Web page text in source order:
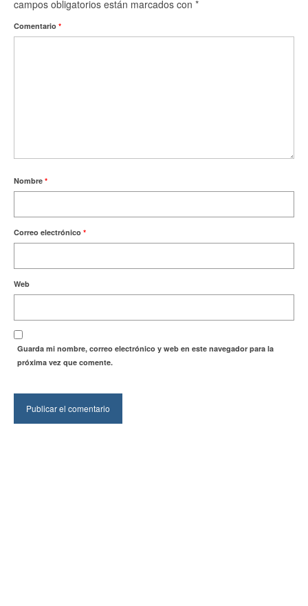
campos obligatorios están marcados con *
Comentario *
Nombre *
Correo electrónico *
Web
Guarda mi nombre, correo electrónico y web en este navegador para la
próxima vez que comente.